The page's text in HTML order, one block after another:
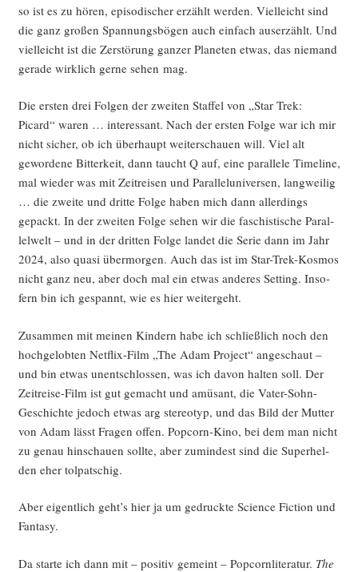
so ist es zu hören, epi­so­discher erzählt wer­den. Viel­leicht sind
die ganz gro­ßen Span­nungs­bö­gen auch ein­fach aus­er­zählt. Und
viel­leicht ist die Zer­stö­rung gan­zer Pla­ne­ten etwas, das nie­mand
gera­de wirk­lich ger­ne sehen mag.
Die ers­ten drei Fol­gen der zwei­ten Staf­fel von „Star Trek:
Picard“ waren … inter­es­sant. Nach der ers­ten Fol­ge war ich mir
nicht sicher, ob ich über­haupt wei­ter­schau­en will. Viel alt
gewor­de­ne Bit­ter­keit, dann taucht Q auf, eine par­al­le­le Time­line,
mal wie­der was mit Zeit­rei­sen und Par­al­lel­uni­ver­sen, lang­wei­lig
… die zwei­te und drit­te Fol­ge haben mich dann aller­dings
gepackt. In der zwei­ten Fol­ge sehen wir die faschis­ti­sche Par­al­
lel­welt – und in der drit­ten Fol­ge lan­det die Serie dann im Jahr
2024, also qua­si über­mor­gen. Auch das ist im Star-Trek-Kos­mos
nicht ganz neu, aber doch mal ein etwas ande­res Set­ting. Inso­
fern bin ich gespannt, wie es hier weitergeht.
Zusam­men mit mei­nen Kin­dern habe ich schließ­lich noch den
hoch­ge­lob­ten Net­flix-Film „The Adam Pro­ject“ ange­schaut –
und bin etwas unent­schlos­sen, was ich davon hal­ten soll. Der
Zeit­rei­se-Film ist gut gemacht und amü­sant, die Vater-Sohn-
Geschich­te jedoch etwas arg ste­reo­typ, und das Bild der Mut­ter
von Adam lässt Fra­gen offen. Pop­corn-Kino, bei dem man nicht
zu genau hin­schau­en soll­te, aber zumin­dest sind die Super­hel­
den eher tolpatschig.
Aber eigent­lich geht’s hier ja um gedruck­te Sci­ence Fic­tion und
Fantasy.
Da star­te ich dann mit – posi­tiv gemeint – Pop­corn­li­te­ra­tur. The